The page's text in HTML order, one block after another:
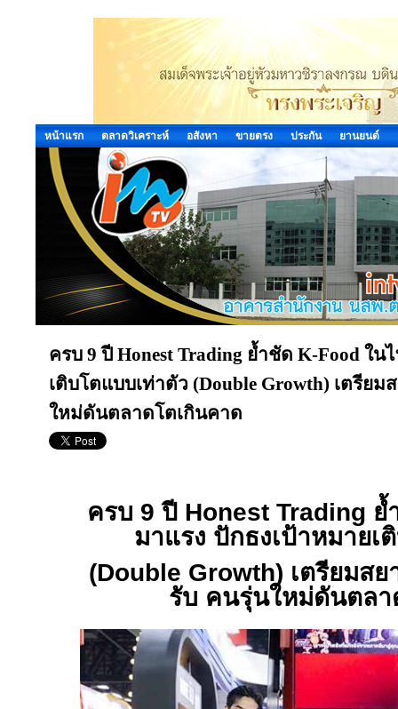
หน้าแรก ตลาดวิเคราะห์ อสังหา ขายตรง ประกัน ยานยนต์
ครบ 9 ปี Honest Trading ย้ำชัด K-Food ใน
เติบโตแบบเท่าตัว (Double Growth) เตรีย
ใหม่ดันตลาดโตเกินคาด
ครบ 9 ปี Honest Trading ย้
มาแรง ปักธงเป้าหมายเ
(Double Growth) เตรียมส
รับ คนรุ่นใหม่ดันตลา